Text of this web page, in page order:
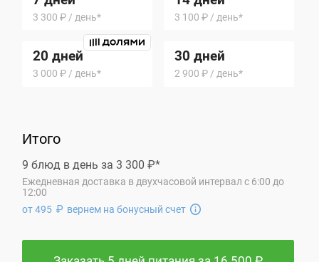
3 300 ₽ / день* 3 100 ₽ / день*
20 дней
3 000 ₽ / день*
30 дней
2 900 ₽ / день*
Итого
9 блюд в день за 3 300 ₽*
Ежедневная доставка в двухчасовой интервал с 6:00 до
12:00
от 495 ₽ вернем на бонусный счет